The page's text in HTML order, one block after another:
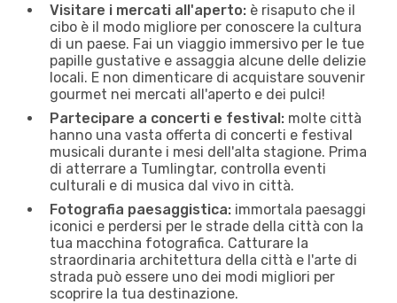
Visitare i mercati all'aperto: è risaputo che il
cibo è il modo migliore per conoscere la cultura
di un paese. Fai un viaggio immersivo per le tue
papille gustative e assaggia alcune delle delizie
locali. E non dimenticare di acquistare souvenir
gourmet nei mercati all'aperto e dei pulci!
Partecipare a concerti e festival: molte città
hanno una vasta offerta di concerti e festival
musicali durante i mesi dell'alta stagione. Prima
di atterrare a Tumlingtar, controlla eventi
culturali e di musica dal vivo in città.
Fotografia paesaggistica: immortala paesaggi
iconici e perdersi per le strade della città con la
tua macchina fotografica. Catturare la
straordinaria architettura della città e l'arte di
strada può essere uno dei modi migliori per
scoprire la tua destinazione.